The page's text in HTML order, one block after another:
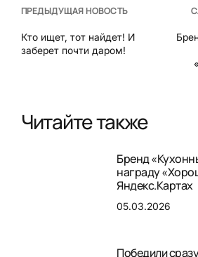
ПРЕДЫДУЩАЯ НОВОСТЬ
Кто ищет, тот найдет! И
заберет почти даром!
Читайте также
Бренд
награду
Яндекс.Картах
05.03.2026
Победили